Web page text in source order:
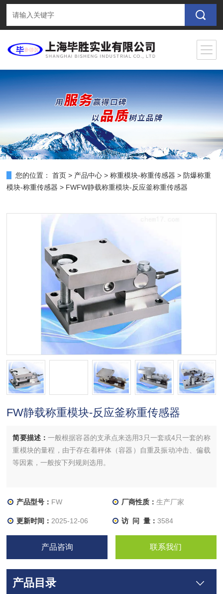
您的位置： 首页 > 产品中心 >称重模块-称重传感器 > 防爆称重
模块-称重传感器 > FWFW静载称重模块-反应釜称重传感器
FW静载称重模块-反应釜称重传感器
简要描述： 一般根据容器的支承点来选用3只一套或4只一套的称
重模块的量程，由于存在着秤体（容器）自重及振动冲击、偏载
等因素，一般按下列规则选用。
产品型号： FW 厂商性质： 生产厂家
更新时间： 2025-12-06 访 问 量： 3584
产品咨询 联系我们
产品目录